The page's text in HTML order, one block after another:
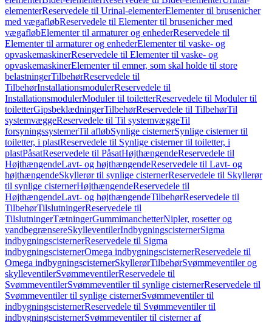
elementerReservedele til Urinal-elementerElementer til brusenicher
med vægafløbReservedele til Elementer til brusenicher med
vægafløbElementer til armaturer og enhederReservedele til
Elementer til armaturer og enhederElementer til vaske- og
opvaskemaskinerReservedele til Elementer til vaske- og
opvaskemaskinerElementer til emner, som skal holde til store
belastningerTilbehørReservedele til
TilbehørInstallationsmodulerReservedele til
InstallationsmodulerModuler til toiletterReservedele til Moduler til
toiletterGipsbeklædningerTilbehørReservedele til TilbehørTil
systemvæggeReservedele til Til systemvæggeTil
forsyningssystemerTil afløbSynlige cisternerSynlige cisterner til
toiletter, i plastReservedele til Synlige cisterner til toiletter, i
plastPåsatReservedele til PåsatHøjthængendeReservedele til
HøjthængendeLavt- og højthængendeReservedele til Lavt- og
højthængendeSkyllerør til synlige cisternerReservedele til Skyllerør
til synlige cisternerHøjthængendeReservedele til
HøjthængendeLavt- og højthængendeTilbehørReservedele til
TilbehørTilslutningerReservedele til
TilslutningerTætningerGummimanchetterNipler, rosetter og
vandbegrænsereSkylleventilerIndbygningscisternerSigma
indbygningscisternerReservedele til Sigma
indbygningscisternerOmega indbygningscisternerReservedele til
Omega indbygningscisternerSkyllerørTilbehørSvømmeventiler og
skylleventilerSvømmeventilerReservedele til
SvømmeventilerSvømmeventiler til synlige cisternerReservedele til
Svømmeventiler til synlige cisternerSvømmeventiler til
indbygningscisternerReservedele til Svømmeventiler til
indbygningscisternerSvømmeventiler til cisterner af